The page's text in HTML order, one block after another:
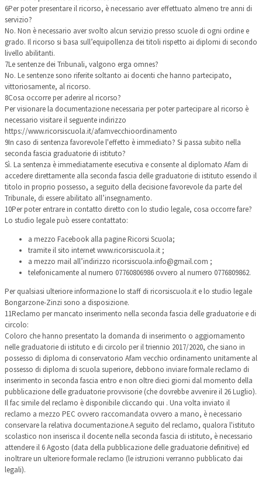
6Per poter presentare il ricorso, è necessario aver effettuato almeno tre anni di
servizio?
No. Non è necessario aver svolto alcun servizio presso scuole di ogni ordine e
grado. Il ricorso si basa sull’equipollenza dei titoli rispetto ai diplomi di secondo
livello abilitanti.
7Le sentenze dei Tribunali, valgono erga omnes?
No. Le sentenze sono riferite soltanto ai docenti che hanno partecipato,
vittoriosamente, al ricorso.
8Cosa occorre per aderire al ricorso?
Per visionare la documentazione necessaria per poter partecipare al ricorso è
necessario visitare il seguente indirizzo
https://www.ricorsiscuola.it/afamvecchioordinamento
9In caso di sentenza favorevole l'effetto è immediato? Si passa subito nella
seconda fascia graduatorie di istituto?
Sì. La sentenza è immediatamente esecutiva e consente al diplomato Afam di
accedere direttamente alla seconda fascia delle graduatorie di istituto essendo il
titolo in proprio possesso, a seguito della decisione favorevole da parte del
Tribunale, di essere abilitato all’insegnamento.
10Per poter entrare in contatto diretto con lo studio legale, cosa occorre fare?
Lo studio legale può essere contattato:
a mezzo Facebook alla pagine Ricorsi Scuola;
tramite il sito internet www.ricorsiscuola.it ;
a mezzo mail all’indirizzo ricorsiscuola.info@gmail.com ;
telefonicamente al numero 07760806986 ovvero al numero 0776809862.
​​ Per qualsiasi ulteriore informazione lo staff di ricorsiscuola.it e lo studio legale
Bongarzone-Zinzi sono a disposizione.
11Reclamo per mancato inserimento nella seconda fascia delle graduatorie e di
circolo:
Coloro che hanno presentato la domanda di inserimento o aggiornamento
nelle graduatorie di istituto e di circolo per il triennio 2017/2020, che siano in
possesso di diploma di conservatorio Afam vecchio ordinamento unitamente al
possesso di diploma di scuola superiore, debbono inviare formale reclamo di
inserimento in seconda fascia entro e non oltre dieci giorni dal momento della
pubblicazione delle graduatorie provvisorie (che dovrebbe avvenire il 26 Luglio). ​
Il fac simile del reclamo è disponibile cliccando qui . Una volta inviato il
reclamo a mezzo PEC ovvero raccomandata ovvero a mano, è necessario
conservare la relativa documentazione. ​ A seguito del reclamo, qualora l'istituto
scolastico non inserisca il docente nella seconda fascia di istituto, è necessario
attendere il 6 Agosto (data della pubblicazione delle graduatorie definitive) ed
inoltrare un ulteriore formale reclamo (le istruzioni verranno pubblicato dai
legali).